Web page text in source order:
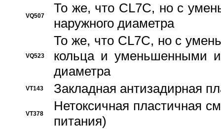
VQ507
То же, что CL7C, но с
наружного диаметра
VQ523
То же, что CL7C, но с
кольца и уменьшенными
диаметра
VT143 Закладная антизадирная
VT378
Нетоксичная пластичная
питания)